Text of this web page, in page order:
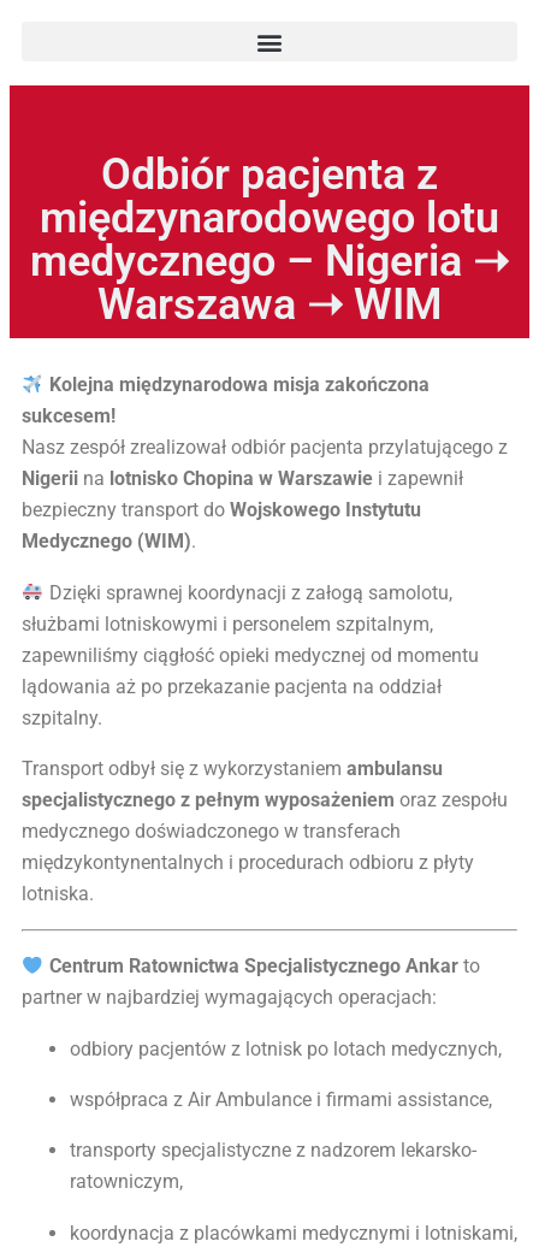
Odbiór pacjenta z
międzynarodowego lotu
medycznego – Nigeria ➝
Warszawa ➝ WIM
Kolejna międzynarodowa misja zakończona
sukcesem!
Nasz zespół zrealizował odbiór pacjenta przylatującego z
Nigerii na lotnisko Chopina w Warszawie i zapewnił
bezpieczny transport do Wojskowego Instytutu
Medycznego (WIM).
Dzięki sprawnej koordynacji z załogą samolotu,
służbami lotniskowymi i personelem szpitalnym,
zapewniliśmy ciągłość opieki medycznej od momentu
lądowania aż po przekazanie pacjenta na oddział
szpitalny.
Transport odbył się z wykorzystaniem ambulansu
specjalistycznego z pełnym wyposażeniem oraz zespołu
medycznego doświadczonego w transferach
międzykontynentalnych i procedurach odbioru z płyty
lotniska.
Centrum Ratownictwa Specjalistycznego Ankarto
partner w najbardziej wymagających operacjach:
odbiory pacjentów z lotnisk po lotach medycznych,
współpraca z Air Ambulance i firmami assistance,
transporty specjalistyczne z nadzorem lekarsko-
ratowniczym,
koordynacja z placówkami medycznymi i lotniskami,